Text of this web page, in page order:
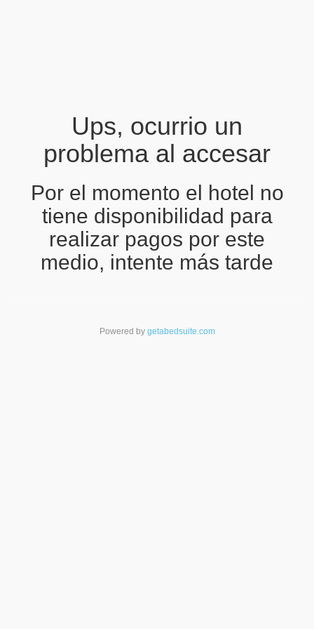
Ups, ocurrio un
problema al accesar
Por el momento el hotel no
tiene disponibilidad para
realizar pagos por este
medio, intente más tarde
Powered by getabedsuite.com